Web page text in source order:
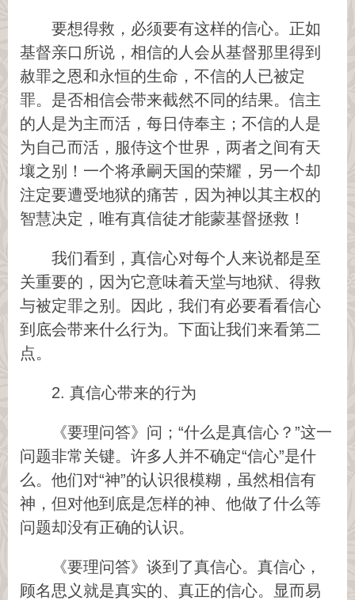
要想得救，必须要有这样的信心。正如
基督亲口所说，相信的人会从基督那里得到
赦罪之恩和永恒的生命，不信的人已被定
罪。是否相信会带来截然不同的结果。信主
的人是为主而活，每日侍奉主；不信的人是
为自己而活，服侍这个世界，两者之间有天
壤之别！一个将承嗣天国的荣耀，另一个却
注定要遭受地狱的痛苦，因为神以其主权的
智慧决定，唯有真信徒才能蒙基督拯救！
我们看到，真信心对每个人来说都是至
关重要的，因为它意味着天堂与地狱、得救
与被定罪之别。因此，我们有必要看看信心
到底会带来什么行为。下面让我们来看第二
点。
2. 真信心带来的行为
《要理问答》问；“什么是真信心？”这一
问题非常关键。许多人并不确定“信心”是什
么。他们对“神”的认识很模糊，虽然相信有
神，但对他到底是怎样的神、他做了什么等
问题却没有正确的认识。
《要理问答》谈到了真信心。真信心，
顾名思义就是真实的、真正的信心。显而易